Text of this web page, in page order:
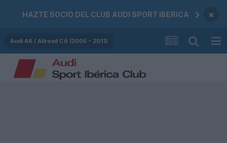
HAZTE SOCIO DEL CLUB AUDI SPORT IBERICA ×
Audi A6 / Allroad C6 (2005 - 2011)